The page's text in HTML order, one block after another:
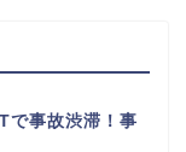
で事故渋滞！事